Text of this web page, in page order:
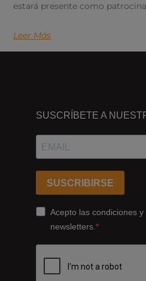
estará presente como
Leer Más
ESTAMOS
Ferrocarrils
Catalans
178,
Cornellà
08940
Barcelona
SUSCRÍBETE A
SUSCRIBIRSE
Acepto las condiciones
newsletters.